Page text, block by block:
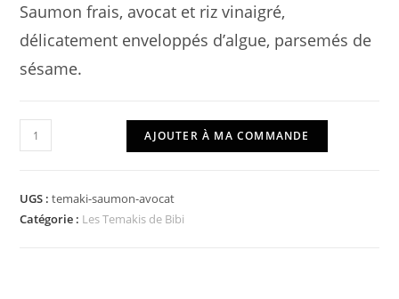
Saumon frais, avocat et riz vinaigré,
délicatement enveloppés d’algue, parsemés de
sésame.
quantité
de
Saumon-
Avocat
AJOUTER À MA COMMANDE
UGS :temaki-saumon-avocat
Catégorie : Les Temakis de Bibi